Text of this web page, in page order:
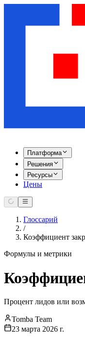
Платформа
Решения
Ресурсы
Цены
Глоссарий
/
Коэффициент
Формулы и метрики
Процент лидов или
Tomba Team
23 марта 2026 г.